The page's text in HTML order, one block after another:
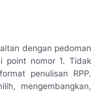
dengan pedoman
point nomor 1. Tidak
penulisan RPP.
mengembangkan,